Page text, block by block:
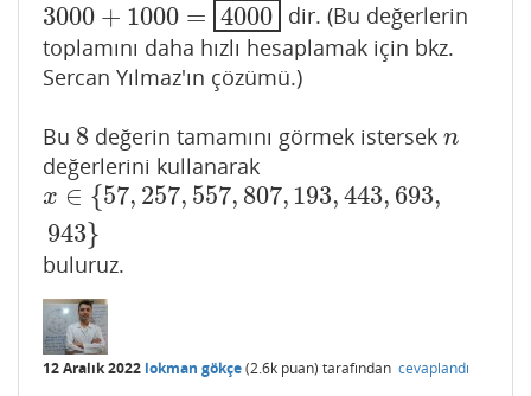
3000 + 1000 = 4000
3000+ 1000=4000
dir. (Bu değerlerin
toplamını daha hızlı hesaplamak için bkz.
Sercan Yılmaz'ın çözümü.)
Bu 8
8 değerin tamamını görmek istersekn
n
değerlerini kullanarak
x ∈ {57, 257, 557, 807,193,443, 693,
943}
x∈{ 57 ,257,557, 807,193,443,693,943}
buluruz.
12 Aralık 2022 lokman gökçe(2.6k puan) tarafından cevaplandı